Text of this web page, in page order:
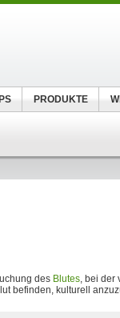
des Blutes, bei der
befinden, kulturell
PRODUKTE